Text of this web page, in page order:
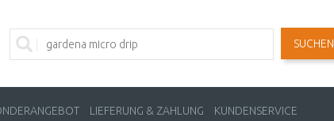
SUCHEN
LIEFERUNG & ZAHLUNG KUNDENSERVICE